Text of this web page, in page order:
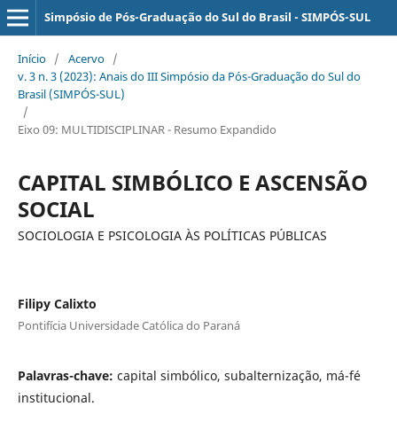
Simpósio de Pós-Graduação do Sul do Brasil - SIMPÓS-SUL
Início / Acervo /
v. 3 n. 3 (2023): Anais do III Simpósio da Pós-Graduação do Sul do
Brasil (SIMPÓS-SUL)
/
Eixo 09: MULTIDISCIPLINAR - Resumo Expandido
CAPITAL SIMBÓLICO E ASCENSÃO
SOCIAL
SOCIOLOGIA E PSICOLOGIA ÀS POLÍTICAS PÚBLICAS
Filipy Calixto
Pontifícia Universidade Católica do Paraná
Palavras-chave: capital simbólico, subalternização, má-fé
institucional.